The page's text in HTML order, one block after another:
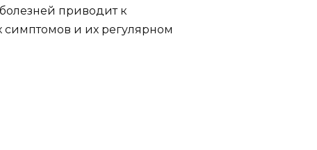
приводит к
и их регулярном